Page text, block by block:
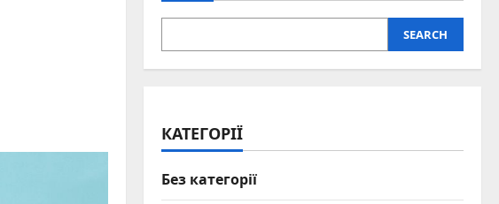
SEARCH
КАТЕГОРІЇ
Без категорії